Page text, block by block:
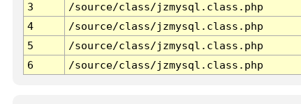
3
/source/class/jzmysql.class.php
4
/source/class/jzmysql.class.php
5
/source/class/jzmysql.class.php
6
/source/class/jzmysql.class.php